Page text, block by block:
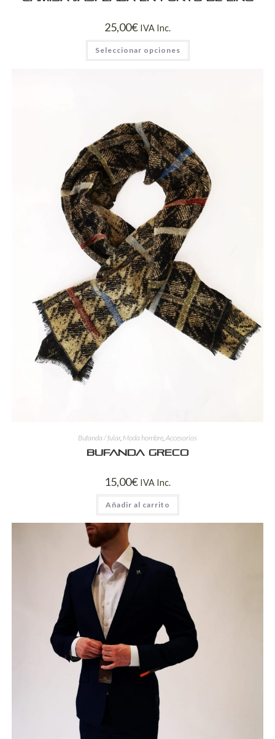
25,00€ IVA Inc.
Seleccionar opciones
Bufanda / fular, Moda hombre Accesorios
Bufanda Greco
15,00€ IVA Inc.
Añadir al carrito